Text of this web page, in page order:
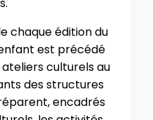
chaque édition du
est précédé
culturels au
des structures
encadrés